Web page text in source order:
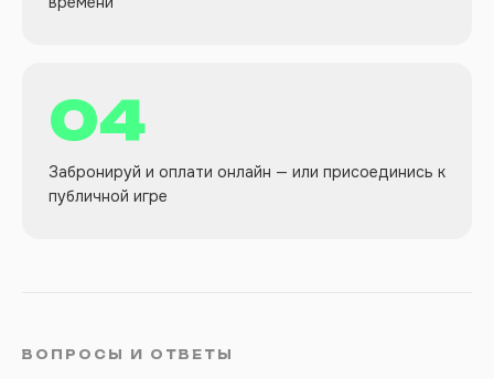
04
Забронируй и оплати онлайн — или присоединись к
публичной игре
ВОПРОСЫ И ОТВЕТЫ